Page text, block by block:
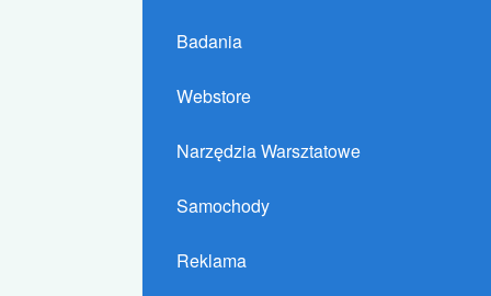
Badania
Webstore
Narzędzia Warsztatowe
Samochody
Reklama